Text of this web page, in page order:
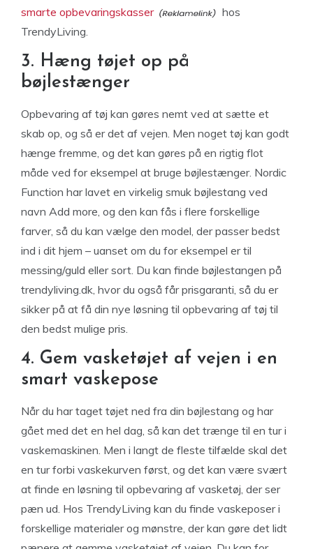
smarte opbevaringskasser
hos
TrendyLiving.
3. Hæng tøjet op på
bøjlestænger
Opbevaring af tøj kan gøres nemt ved at sætte et
skab op, og så er det af vejen. Men noget tøj kan godt
hænge fremme, og det kan gøres på en rigtig flot
måde ved for eksempel at bruge bøjlestænger. Nordic
Function har lavet en virkelig smuk bøjlestang ved
navn Add more, og den kan fås i flere forskellige
farver, så du kan vælge den model, der passer bedst
ind i dit hjem – uanset om du for eksempel er til
messing/guld eller sort. Du kan finde bøjlestangen på
trendyliving.dk, hvor du også får prisgaranti, så du er
sikker på at få din nye løsning til opbevaring af tøj til
den bedst mulige pris.
4. Gem vasketøjet af vejen i en
smart vaskepose
Når du har taget tøjet ned fra din bøjlestang og har
gået med det en hel dag, så kan det trænge til en tur i
vaskemaskinen. Men i langt de fleste tilfælde skal det
en tur forbi vaskekurven først, og det kan være svært
at finde en løsning til opbevaring af vasketøj, der ser
pæn ud. Hos TrendyLiving kan du finde vaskeposer i
forskellige materialer og mønstre, der kan gøre det lidt